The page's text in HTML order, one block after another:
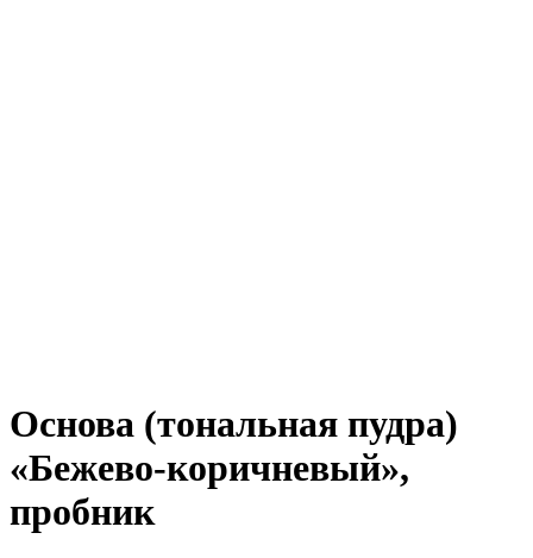
Основа (тональная пудра)
«Бежево-коричневый»,
пробник